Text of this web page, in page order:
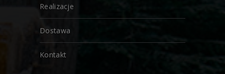
Realizacje
Dostawa
Kontakt